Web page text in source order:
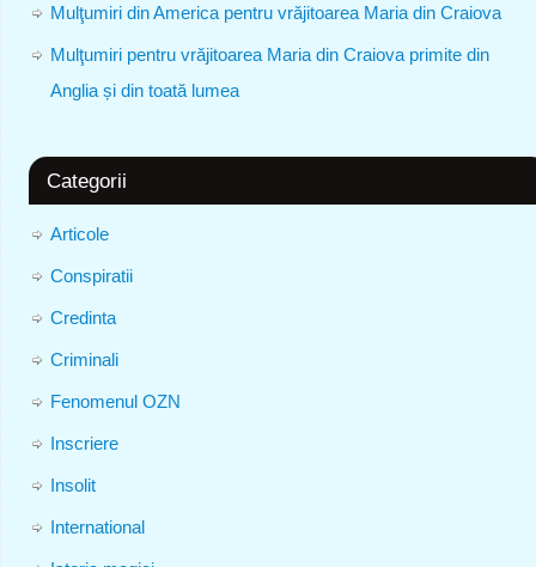
Mulţumiri din America pentru vrăjitoarea Maria din Craiova
Mulţumiri pentru vrăjitoarea Maria din Craiova primite din
Anglia și din toată lumea
Categorii
Articole
Conspiratii
Credinta
Criminali
Fenomenul OZN
Inscriere
Insolit
International